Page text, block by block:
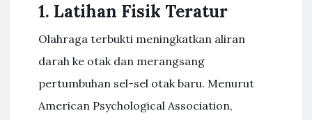
1. Latihan Fisik Teratur
Olahraga terbukti meningkatkan aliran
darah ke otak dan merangsang
pertumbuhan sel-sel otak baru. Menurut
American Psychological Association,